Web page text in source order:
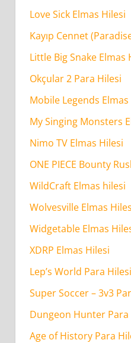
Love Sick Elmas Hilesi
Kayıp Cennet
Little Big Snake Elmas
Okçular 2 Para Hilesi
Mobile Legends Elmas
My Singing Monsters
Nimo TV Elmas Hilesi
ONE PIECE Bounty
WildCraft Elmas hilesi
Wolvesville Elmas
Widgetable Elmas
XDRP Elmas Hilesi
Lep’s World Para Hilesi
Super Soccer – 3v3
Dungeon Hunter Para
Age of History Para